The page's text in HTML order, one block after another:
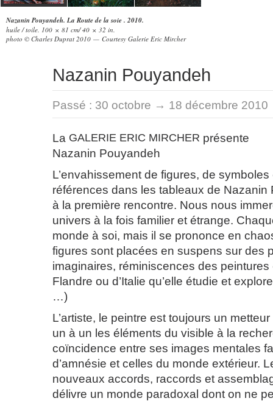
Nazanin Pouyandeh. La Route de la soie . 2010.
huile / toile. 100 × 81 cm/ 40 × 32 in.
photo © Charles Duprat 2010 — Courtesy Galerie Eric Mircher
Nazanin Pouyandeh
Passé : 30 octobre → 18 décembre 2010
La GALERIE ERIC MIRCHER présente
Nazanin Pouyandeh
L’envahissement de figures, de
références dans les tableaux de Nazanin
à la première rencontre. Nous nous
univers à la fois familier et étrange.
monde à soi, mais il se prononce en
figures sont placées en suspens sur des
imaginaires, réminiscences des
Flandre ou d’Italie qu’elle étudie et
…)
L’artiste, le peintre est toujours un
un à un les éléments du visible à la
coïncidence entre ses images mentales
d’amnésie et celles du monde extérieur.
nouveaux accords, raccords et
délivre un monde paradoxal dont on ne